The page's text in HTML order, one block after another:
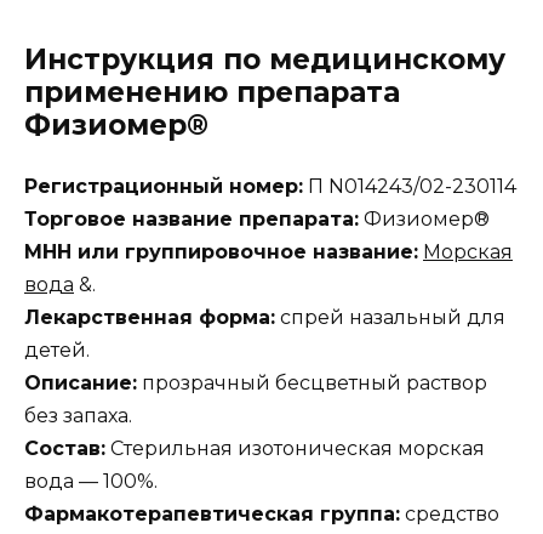
Инструкция по медицинскому
применению препарата
Физиомер®
Регистрационный номер: П N014243/02-230114
Торговое название препарата: Физиомер®
МНН или группировочное название: Морская
вода &.
Лекарственная форма: спрей назальный для
детей.
Описание: прозрачный бесцветный раствор
без запаха.
Состав: Стерильная изотоническая морская
вода — 100%.
Фармакотерапевтическая группа: средство